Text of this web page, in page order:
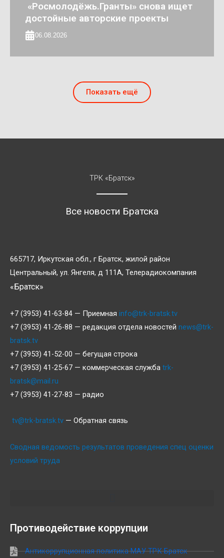
«Росмолодёжь.Гранты» снова ищет
достойные авторские проекты
06.08.2026
Показать ещё
ТРК «Братск»
Все новости Братска
665717, Иркутская обл., г Братск, жилой район
Центральный, ул. Янгеля, д 111А, Телерадиокомпания
«Братск»
+7 (3953) 41-63-84 — Приемная info@trk-bratsk.tv
+7 (3953) 41-26-88 — редакция отдела новостей news@trk-
bratsk.tv
+7 (3953) 41-52-00 — бегущая строка
+7 (3953) 41-25-67 — коммерческая служба trk-
bratsk@mail.ru
+7 (3953) 41-27-83 — радио
tv@trk-bratsk.tv — Обратная связь
Сводная ведомость результатов проведения спец оценки
условий труда
Противодействие коррупции
Антикоррупционная политика МАУ ТРК Братск